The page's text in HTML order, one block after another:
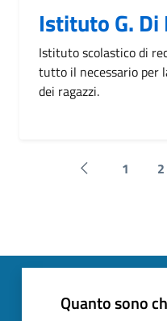
Istituto G. Di
Istituto scolastico di
tutto il necessario per
dei ragazzi.
Pagina 1 2
Quanto sono